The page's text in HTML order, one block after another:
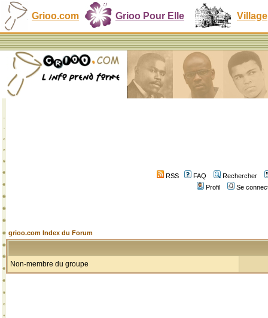
Grioo.com Grioo Pour Elle Village
RSS FAQ
Rechercher
Profil
Se
grioo.com Index du Forum
Non-membre du groupe